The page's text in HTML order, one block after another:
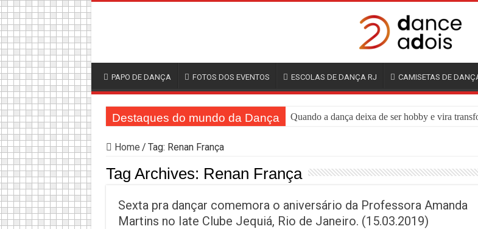
PAPO DE DANÇA FOTOS DOS EVENTOS ESCOLAS DE DANÇA RJ CAMISETAS DE
Destaques do mundo da Dança Quando a dança deixa de ser hobby e vira
Home / Tag: Renan França
Tag Archives: Renan França
Sexta pra dançar comemora o aniversário da Professora Amanda
Martins no Iate Clube Jequiá, Rio de Janeiro. (15.03.2019)